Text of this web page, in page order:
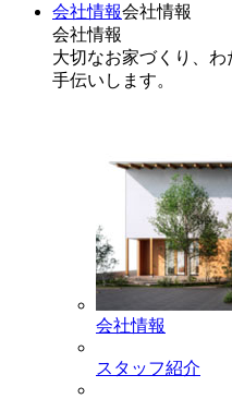
会社情報会社情報
会社情報
大切なお家づくり、
手伝いします。
会社情報
スタッフ紹介